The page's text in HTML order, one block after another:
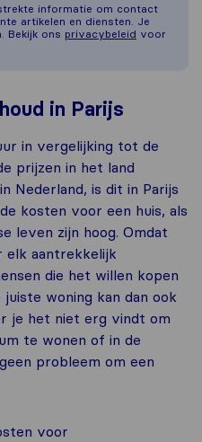
informatie om contact
artikelen en diensten. Je
Bekijk ons privacybeleid voor
in Parijs
in vergelijking tot de
prijzen in het land
Nederland, is dit in Parijs
kosten voor een huis, als
leven zijn hoog. Omdat
elk aantrekkelijk
die het willen kopen
woning kan dan ook
je het niet erg vindt om
te wonen of in de
probleem om een
voor